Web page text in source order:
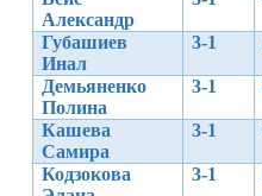
Александр
Губашиев
Инал
3-1
Демьяненко
Полина
3-1
Кашева
Самира
3-1
Кодзокова
3-1